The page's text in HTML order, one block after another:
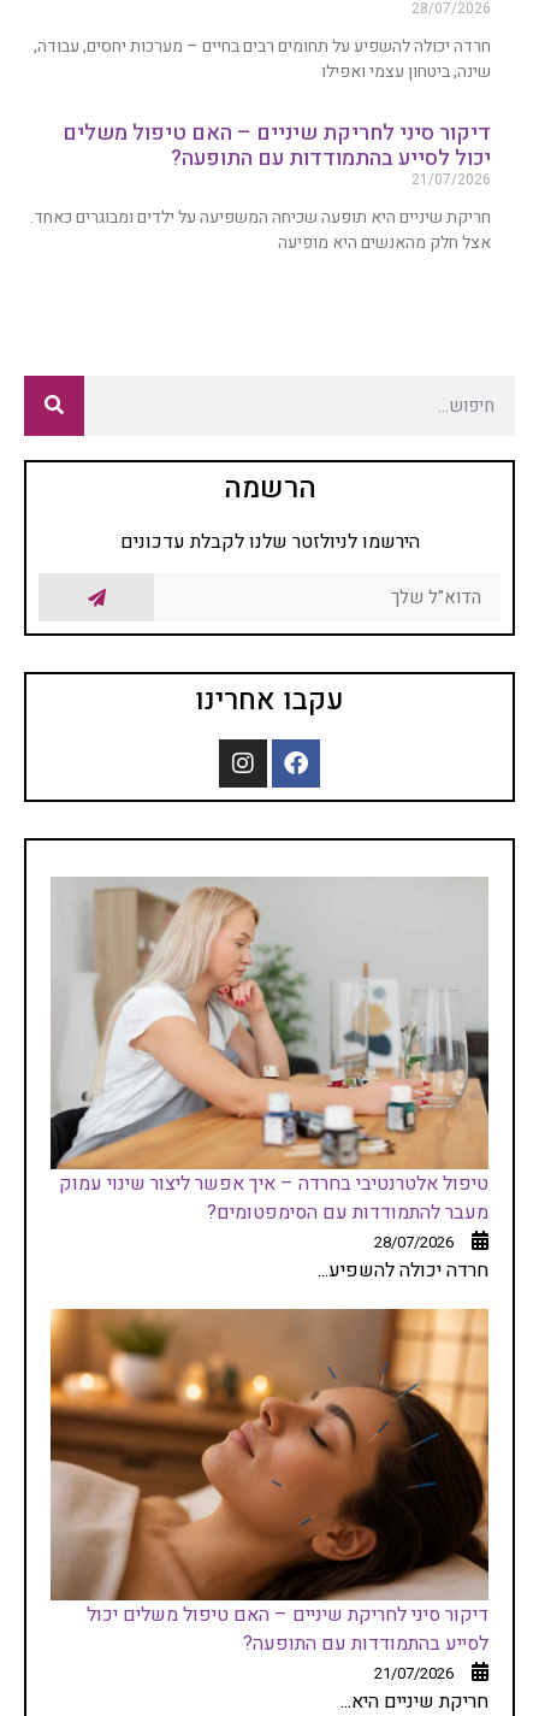
28/07/2026
חרדה יכולה להשפיע על תחומים רבים בחיים – מערכות יחסים, עבודה,
שינה, ביטחון עצמי ואפילו
דיקור סיני לחריקת שיניים – האם טיפול משלים
יכול לסייע בהתמודדות עם התופעה?
21/07/2026
חריקת שיניים היא תופעה שכיחה המשפיעה על ילדים ומבוגרים כאחד.
אצל חלק מהאנשים היא מופיעה
הרשמה
הירשמו לניולזטר שלנו לקבלת עדכונים
עקבו אחרינו
טיפול אלטרנטיבי בחרדה – איך אפשר ליצור שינוי עמוק
מעבר להתמודדות עם הסימפטומים?
28/07/2026
חרדה יכולה להשפיע...
דיקור סיני לחריקת שיניים – האם טיפול משלים יכול
לסייע בהתמודדות עם התופעה?
21/07/2026
חריקת שיניים היא...